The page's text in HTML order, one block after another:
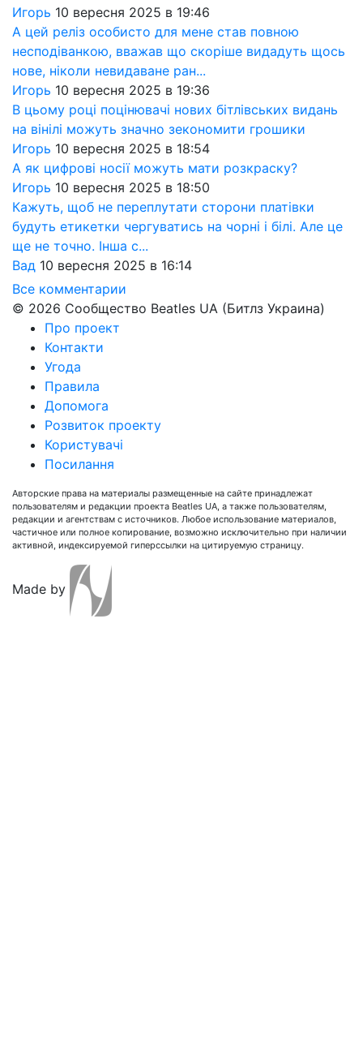
Игорь 10 вересня 2025 в 19:46
А цей реліз особисто для мене став повною
несподіванкою, вважав що скоріше видадуть щось
нове, ніколи невидаване ран...
Игорь 10 вересня 2025 в 19:36
В цьому році поцінювачі нових бітлівських видань
на вінілі можуть значно зекономити грошики
Игорь 10 вересня 2025 в 18:54
А як цифрові носії можуть мати розкраску?
Игорь 10 вересня 2025 в 18:50
Кажуть, щоб не переплутати сторони платівки
будуть етикетки чергуватись на чорні і білі. Але це
ще не точно. Інша с...
Вад 10 вересня 2025 в 16:14
Все комментарии
© 2026 Сообщество Beatles UA (Битлз Украина)
Про проект
Контакти
Угода
Правила
Допомога
Розвиток проекту
Користувачі
Посилання
Авторские права на материалы размещенные на сайте принадлежат
пользователям и редакции проекта Beatles UA, а также пользователям,
редакции и агентствам с источников. Любое использование материалов,
частичное или полное копирование, возможно исключительно при наличии
активной, индексируемой гиперссылки на цитируемую страницу.
Made by